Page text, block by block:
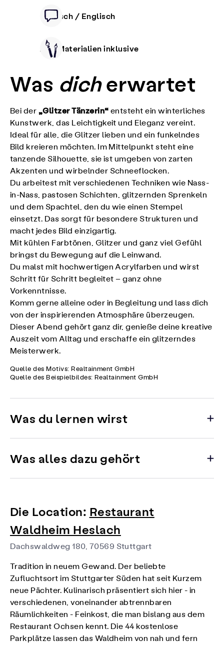
Deutsch / Englisch
Alle Materialien inklusive
Was dicherwartet
Bei der „Glitzer Tänzerin“ entsteht ein winterliches
Kunstwerk, das Leichtigkeit und Eleganz vereint.
Ideal für alle, die Glitzer lieben und ein funkelndes
Bild kreieren möchten. Im Mittelpunkt steht eine
tanzende Silhouette, sie ist umgeben von zarten
Akzenten und wirbelnder Schneeflocken.
Du arbeitest mit verschiedenen Techniken wie Nass-
in-Nass, pastosen Schichten, glitzernden Sprenkeln
und dem Spachtel, den du wie einen Stempel
einsetzt. Das sorgt für besondere Strukturen und
macht jedes Bild einzigartig.
Mit kühlen Farbtönen, Glitzer und ganz viel Gefühl
bringst du Bewegung auf die Leinwand.
Du malst mit hochwertigen Acrylfarben und wirst
Schritt für Schritt begleitet – ganz ohne
Vorkenntnisse.
Komm gerne alleine oder in Begleitung und lass dich
von der inspirierenden Atmosphäre überzeugen.
Dieser Abend gehört ganz dir, genieße deine kreative
Auszeit vom Alltag und erschaffe ein glitzerndes
Meisterwerk.
Quelle des Motivs: Realtainment GmbH
Quelle des Beispielbildes: Realtainment GmbH
Was du lernen wirst
Was alles dazu gehört
Die Location: Restaurant
Waldheim Heslach
Dachswaldweg 180, 70569 Stuttgart
Tradition in neuem Gewand. Der beliebte
Zufluchtsort im Stuttgarter Süden hat seit Kurzem
neue Pächter. Kulinarisch präsentiert sich hier - in
verschiedenen, voneinander abtrennbaren
Räumlichkeiten - Feinkost, die man bislang aus dem
Restaurant Ochsen kennt. Die 44 kostenlose
Parkplätze lassen das Waldheim von nah und fern